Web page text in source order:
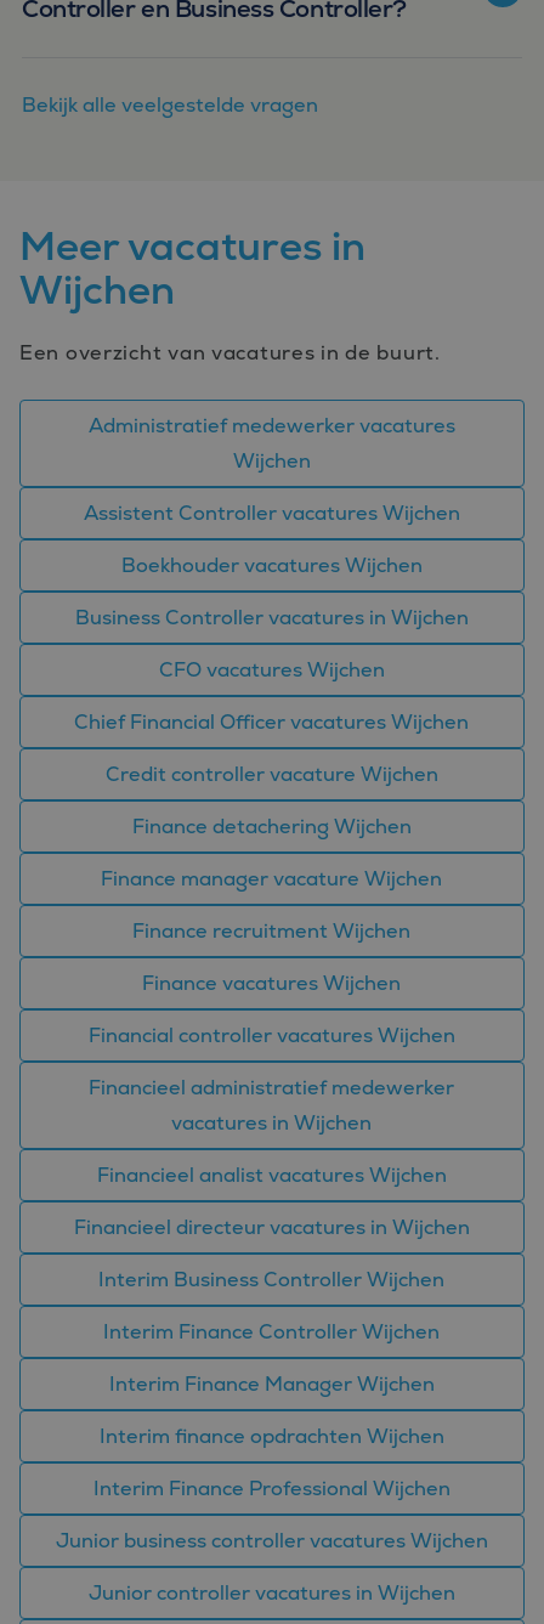
Controller en Business Controller?
Bekijk alle veelgestelde vragen
Meer vacatures in
Wijchen
Een overzicht van vacatures in de buurt.
Administratief medewerker vacatures
Wijchen
Assistent Controller vacatures Wijchen
Boekhouder vacatures Wijchen
Business Controller vacatures in Wijchen
CFO vacatures Wijchen
Chief Financial Officer vacatures Wijchen
Credit controller vacature Wijchen
Finance detachering Wijchen
Finance manager vacature Wijchen
Finance recruitment Wijchen
Finance vacatures Wijchen
Financial controller vacatures Wijchen
Financieel administratief medewerker
vacatures in Wijchen
Financieel analist vacatures Wijchen
Financieel directeur vacatures in Wijchen
Interim Business Controller Wijchen
Interim Finance Controller Wijchen
Interim Finance Manager Wijchen
Interim finance opdrachten Wijchen
Interim Finance Professional Wijchen
Junior business controller vacatures Wijchen
Junior controller vacatures in Wijchen